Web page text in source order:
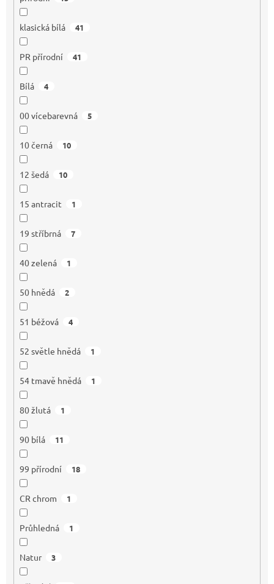
klasická bílá 41
PR přírodní 41
Bílá 4
00 vícebarevná 5
10 černá 10
12 šedá 10
15 antracit 1
19 stříbrná 7
40 zelená 1
50 hnědá 2
51 béžová 4
52 světle hnědá 1
54 tmavě hnědá 1
80 žlutá 1
90 bílá 11
99 přírodní 18
CR chrom 1
Průhledná 1
Natur 3